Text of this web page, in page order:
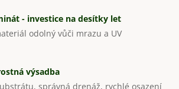
- investice na desítky let
odolný vůči mrazu a UV
výsadba
správná drenáž, rychlé osazení